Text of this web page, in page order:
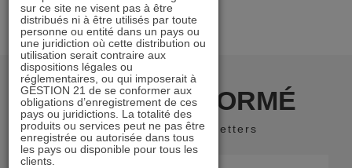
RESTER INFORMÉ
Recevoir nos newsletters
sur ce site ne visent pas à être
distribués ni à être utilisés par toute
personne ou entité dans un pays ou
une juridiction où cette distribution ou
utilisation serait contraire aux
dispositions légales ou
réglementaires, ou qui imposerait à
GESTION 21 de se conformer aux
obligations d’enregistrement de ces
pays ou juridictions. La totalité des
produits ou services peut ne pas être
enregistrée ou autorisée dans tous
les pays ou disponible pour tous les
clients.